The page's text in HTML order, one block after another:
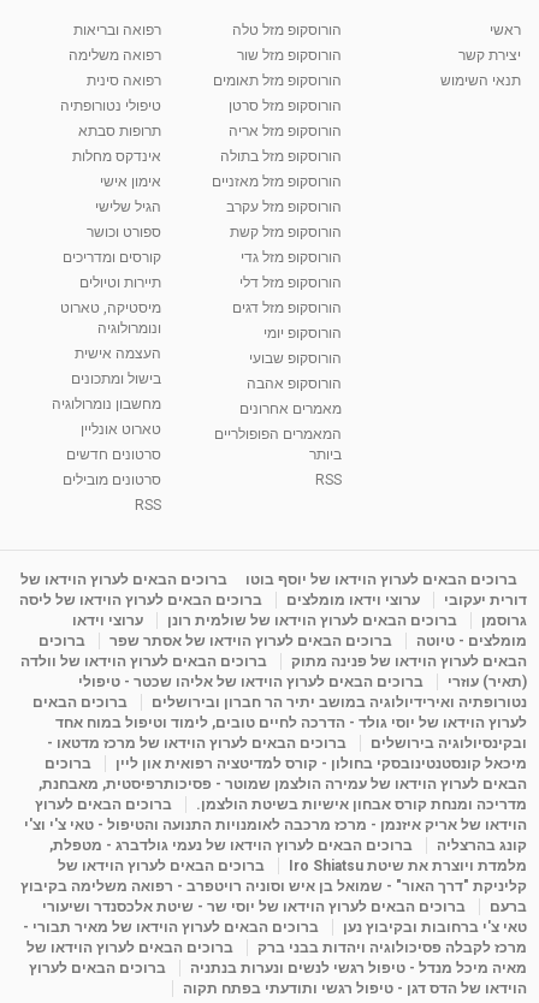
מאת
10:17
קרין גורן - העוגה המתגלצ’ת ללא קמח
38.5k צפיות
01:37
יוסי שר - מתמחה בשיטת אלכסנדר וטאי צ'י
2,738 צפיות
01:46
רנה רז-גילו -טיפול אנרגטי ויעוץ רוחני - נומרולוגית
2,314 צפיות
05:37
סודות בתאריך הלידה, משמעות חודש הלידה -
ינואר זינה ליבשיץ נומרולוגית
ליסה גרוסמן - המרכז לאימון התנהגותי - קשב
09:12
מדיטציה בדמיון מודרך - היכרות עם האני הפנימי
מאת admin 11 שנים 3,649 צפיות
פנינה מתוק - מרכז "נתיב הלב" בהרצליה-
מדיטציה-התחדשות
Shahar-vod
ראשי
יצירת קשר
תנאי השימוש
הורוסקופ מזל טלה
הורוסקופ מזל שור
הורוסקופ מזל תאומים
הורוסקופ מזל סרטן
הורוסקופ מזל אריה
הורוסקופ מזל בתולה
הורוסקופ מזל מאזניים
הורוסקופ מזל עקרב
הורוסקופ מזל קשת
הורוסקופ מזל גדי
הורוסקופ מזל דלי
הורוסקופ מזל דגים
הורוסקופ יומי
הורוסקופ שבועי
הורוסקופ אהבה
מאמרים אחרונים
המאמרים הפופולריים
ביותר
RSS
רפואה ובריאות
רפואה משלימה
רפואה סינית
טיפולי נטורופתיה
תרופות סבתא
אינדקס מחלות
אימון אישי
הגיל שלישי
ספורט וכושר
קורסים ומדריכים
תיירות וטיולים
מיסטיקה, טארוט
ונומרולוגיה
העצמה אישית
בישול ומתכונים
מחשבון נומרולוגיה
טארוט אונליין
סרטונים חדשים
סרטונים מובילים
RSS
ברוכים הבאים לערוץ הוידאו של יוסף בוטו
ברוכים הבאים לערוץ הוידאו של
דורית יעקובי
ערוצי וידאו מומלצים
ברוכים הבאים לערוץ הוידאו של ליסה
גרוסמן
ברוכים הבאים לערוץ הוידאו של שולמית רונן
ערוצי וידאו
מומלצים - טיוטה
ברוכים הבאים לערוץ הוידאו של אסתר שפר
ברוכים
הבאים לערוץ הוידאו של פנינה מתוק
ברוכים הבאים לערוץ הוידאו של וולדה
(תאיר) עוזרי
ברוכים הבאים לערוץ הוידאו של אליהו שכטר - טיפולי
נטורופתיה ואירידיולוגיה במושב יתיר הר חברון ובירושלים
ברוכים הבאים
לערוץ הוידאו של יוסי גולד - הדרכה לחיים טובים, לימוד וטיפול במוח אחד
ובקינסיולוגיה בירושלים
ברוכים הבאים לערוץ הוידאו של מרכז מדטאו -
מיכאל קונסטנטינובסקי בחולון - קורס למדיטציה רפואית און ליין
ברוכים
הבאים לערוץ הוידאו של עמירה הולצמן שמוטר - פסיכותרפיסטית, מאבחנת,
מדריכה ומנחת קורס אבחון אישיות בשיטת הולצמן.
ברוכים הבאים לערוץ
הוידאו של אריק איזנמן - מרכז מרכבה לאומנויות התנועה והטיפול - טאי צ'י וצ'י
קונג בהרצליה
ברוכים הבאים לערוץ הוידאו של נעמי גולדברג - מטפלת,
מלמדת ויוצרת את שיטת Iro Shiatsu
ברוכים הבאים לערוץ הוידאו של
קליניקת "דרך האור" - שמואל בן איש וסוניה רויטפרב - רפואה משלימה בקיבוץ
ברעם
ברוכים הבאים לערוץ הוידאו של יוסי שר - שיטת אלכסנדר ושיעורי
טאי צ'י ברחובות ובקיבוץ נען
ברוכים הבאים לערוץ הוידאו של מאיר תבורי -
מרכז לקבלה פסיכולוגיה ויהדות בבני ברק
ברוכים הבאים לערוץ הוידאו של
מאיה מיכל מנדל - טיפול רגשי לנשים ונערות בנתניה
ברוכים הבאים לערוץ
הוידאו של הדס דגן - טיפול רגשי ותודעתי בפתח תקוה